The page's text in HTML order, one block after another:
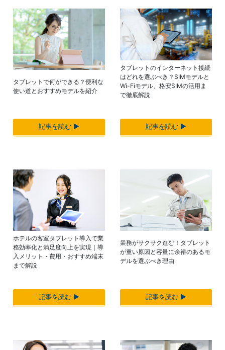
タブレットで何ができる？便利な
使い道とおすすめモデルを紹介
記事を読む ▶︎
タブレットのインターネット接続
はどれを選ぶべき？SIMモデルと
Wi-Fiモデル、格安SIMの活用ま
で徹底解説
記事を読む ▶︎
ホテルの客室タブレット導入で業
務効率化と満足度向上を実現｜導
入メリット・費用・おすすめ端末
まで解説
記事を読む ▶︎
業務がサクサク進む！タブレット
が重い原因と容量に余裕のあるモ
デルを選ぶべき理由
記事を読む ▶︎